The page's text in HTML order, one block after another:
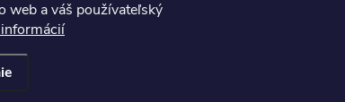
web a váš používateľský
cookies